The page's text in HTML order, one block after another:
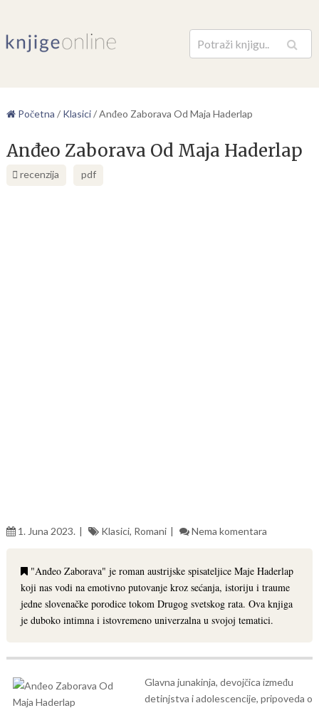
Pretraga
Početna / Klasici/Anđeo Zaborava Od Maja Haderlap
Anđeo Zaborava Od Maja Haderlap
recenzija pdf
1. Juna 2023. Klasici, Romani Nema komentara
"Anđeo Zaborava" je roman austrijske spisateljice Maje Haderlap
koji nas vodi na emotivno putovanje kroz sećanja, istoriju i traume
jedne slovenačke porodice tokom Drugog svetskog rata. Ova knjiga
je duboko intimna i istovremeno univerzalna u svojoj tematici.
Glavna junakinja, devojčica između
detinjstva i adolescencije, pripoveda o